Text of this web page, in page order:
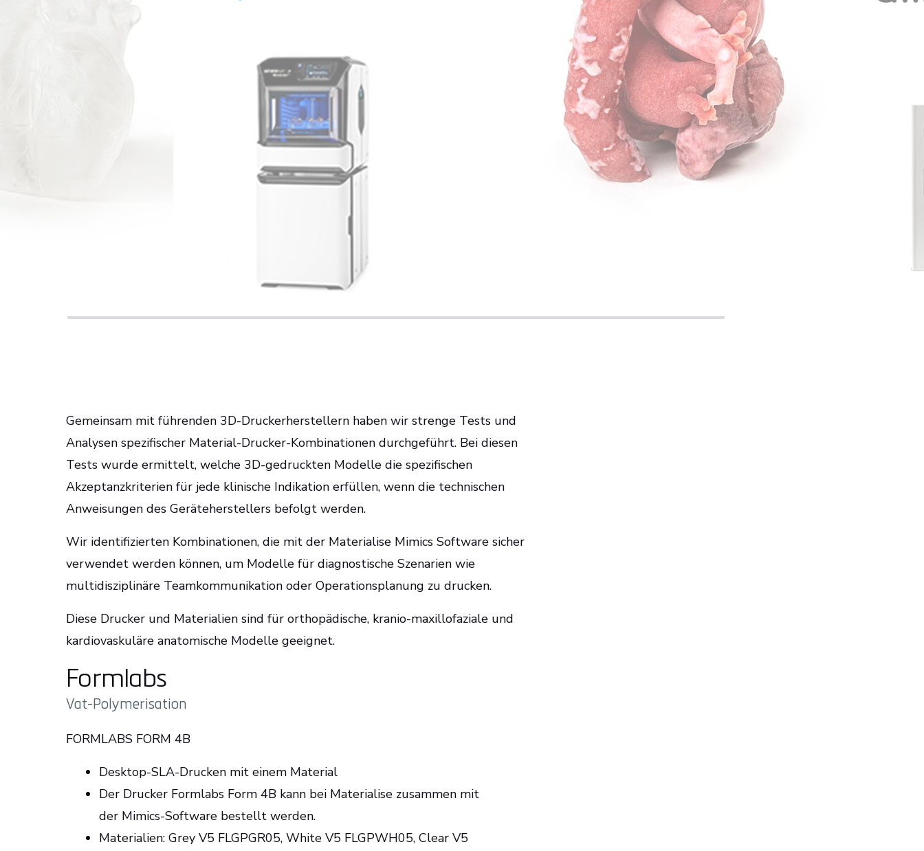
Gemeinsam mit führenden 3D-Druckerherstellern haben wir strenge Tests und
Analysen spezifischer Material-Drucker-Kombinationen durchgeführt. Bei diesen
Tests wurde ermittelt, welche 3D-gedruckten Modelle die spezifischen
Akzeptanzkriterien für jede klinische Indikation erfüllen, wenn die technischen
Anweisungen des Geräteherstellers befolgt werden.
Wir identifizierten Kombinationen, die mit der Materialise Mimics Software sicher
verwendet werden können, um Modelle für diagnostische Szenarien wie
multidisziplinäre Teamkommunikation oder Operationsplanung zu drucken.
Diese Drucker und Materialien sind für orthopädische, kranio-maxillofaziale und
kardiovaskuläre anatomische Modelle geeignet.
Formlabs
Vat-Polymerisation
FORMLABS FORM 4B
Desktop-SLA-Drucken mit einem Material
Der Drucker Formlabs Form 4B kann bei Materialise zusammen mit
der Mimics-Software bestellt werden.
Materialien: Grey V5 FLGPGR05, White V5 FLGPWH05, Clear V5